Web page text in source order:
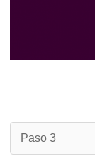
Paso 3